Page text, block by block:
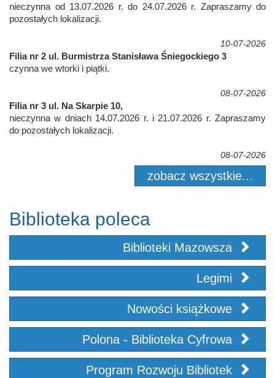
nieczynna od 13.07.2026 r. do 24.07.2026 r. Zapraszamy do
pozostałych lokalizacji.
10-07-2026
Filia nr 2 ul. Burmistrza Stanisława Śniegockiego 3
czynna we wtorki i piątki.
08-07-2026
Filia nr 3 ul. Na Skarpie 10,
nieczynna w dniach 14.07.2026 r. i 21.07.2026 r. Zapraszamy
do pozostałych lokalizacji.
08-07-2026
zobacz wszystkie...
Biblioteka poleca
Biblioteki Mazowsza
Legimi
Nowości książkowe
Polona - Biblioteka Cyfrowa
Program Rozwoju Bibliotek